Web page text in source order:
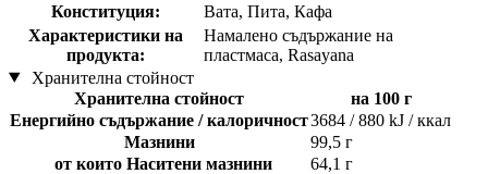
Конституция:
Вата, Пита, Кафа
Характеристики на
продукта:
Намалено съдържание на
пластмаса, Rasayana
Хранителна стойност
Хранителна стойност
на 100 г
Енергийно съдържание / калоричност3684 / 880 kJ / ккал
Мазнини
99,5 г
от които Наситени мазнини
64,1 г